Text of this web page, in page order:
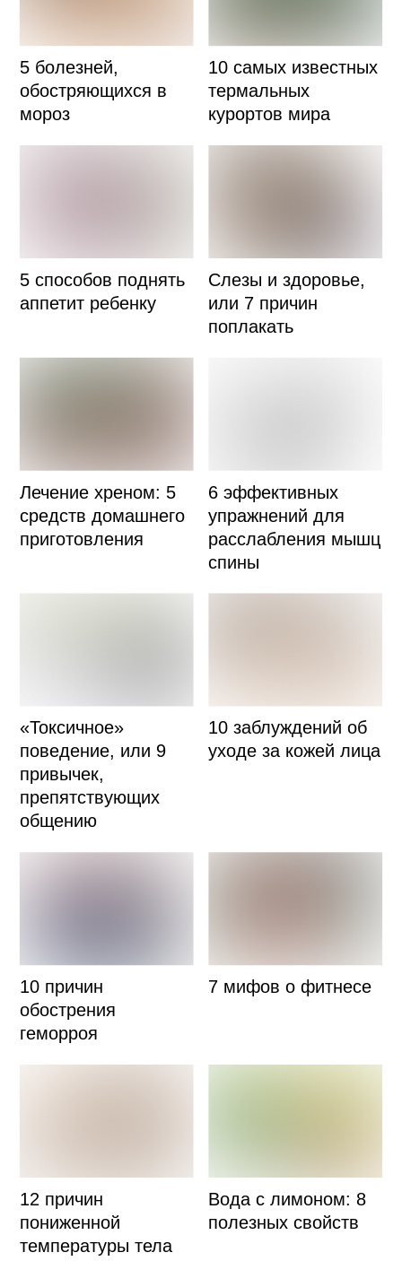
5 болезней,
обостряющихся в
мороз
10 самых известных
термальных
курортов мира
5 способов поднять
аппетит ребенку
Слезы и здоровье,
или 7 причин
поплакать
Лечение хреном: 5
средств домашнего
приготовления
6 эффективных
упражнений для
расслабления мышц
спины
«Токсичное»
поведение, или 9
привычек,
препятствующих
общению
10 заблуждений об
уходе за кожей лица
10 причин
обострения
геморроя
7 мифов о фитнесе
12 причин
пониженной
температуры тела
Вода с лимоном: 8
полезных свойств